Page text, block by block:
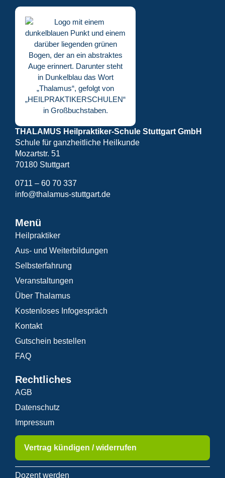
THALAMUS Heilpraktiker-Schule Stuttgart GmbH
Schule für ganzheitliche Heilkunde
Mozartstr. 51
70180 Stuttgart
0711 – 60 70 337
info@thalamus-stuttgart.de
Menü
Heilpraktiker
Aus- und Weiterbildungen
Selbsterfahrung
Veranstaltungen
Über Thalamus
Kostenloses Infogespräch
Kontakt
Gutschein bestellen
FAQ
Rechtliches
AGB
Datenschutz
Impressum
Vertrag kündigen / widerrufen
Dozent werden